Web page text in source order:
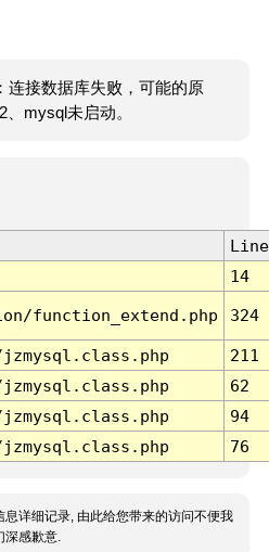
连接数据库失败，可能的原
mysql未启动。
Line
14
function_extend.php 324
211
62
94
76
息详细记录, 由此给您带来的访问不便我
深感歉意.